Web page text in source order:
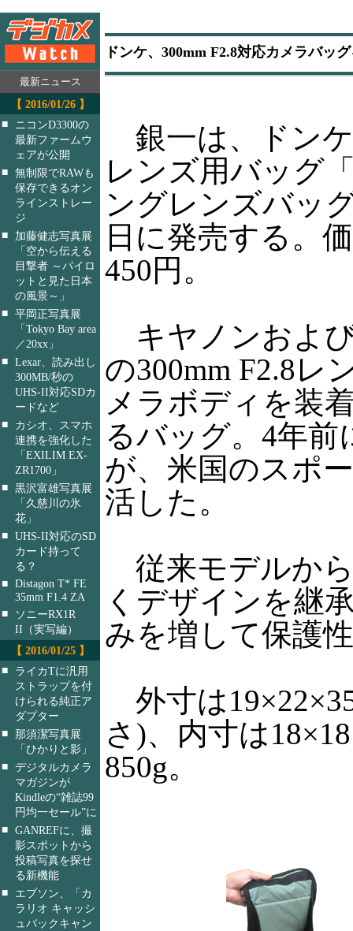
最新ニュース
【 2016/01/26 】
■
ニコンD3300の
最新ファームウ
ェアが公開
■ 無制限でRAWも
保存できるオン
ラインストレー
ジ
■
加藤健志写真展
「空から伝える
目撃者 ～パイロ
ットと見た日本
の風景～」
■ 平岡正写真展
「Tokyo Bay area
／20xx」
■ Lexar、読み出し
300MB/秒の
UHS-II対応SDカ
ードなど
■
カシオ、スマホ
連携を強化した
「EXILIM EX-
ZR1700」
■ 黒沢富雄写真展
「久慈川の氷
花」
■ UHS-II対応のSD
カード持って
る？
■ Distagon T* FE
35mm F1.4 ZA
■
ソニーRX1R
II（実写編）
【 2016/01/25 】
■
ライカTに汎用
ストラップを付
けられる純正ア
ダプター
■ 那須潔写真展
「ひかりと影」
■ デジタルカメラ
マガジンが
Kindleの“雑誌99
円均一セール”に
■ GANREFに、撮
影スポットから
投稿写真を探せ
る新機能
■
エプソン、「カ
ラリオ キャッシ
ュバックキャン
ドンケ、300mm F2.8対応カメラバッ
銀一は、ドン
レンズ用バッグ
ングレンズバッ
日に発売する。
450円。
キヤノンおよ
の300mm F2.8レ
メラボディを装
るバッグ。4年
が、米国のスポ
活した。
従来モデルか
くデザインを継
みを増して保護
外寸は
さ)、内寸は
850g。